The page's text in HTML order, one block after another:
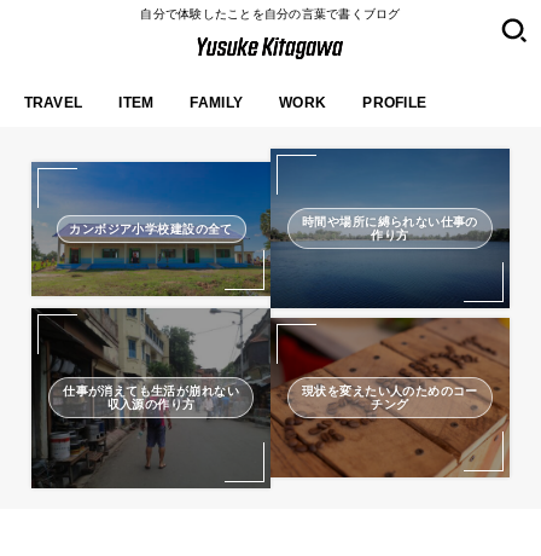
自分で体験したことを自分の言葉で書くブログ
TRAVEL ITEM FAMILY WORK PROFILE
カンボジア小学校建設の全て
時間や場所に縛られない仕事の
作り方
仕事が消えても生活が崩れない
収入源の作り方
現状を変えたい人のためのコー
チング